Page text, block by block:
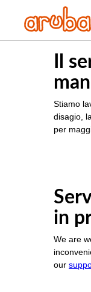
Il
Stiamo
disagio,
per
in
We are
our